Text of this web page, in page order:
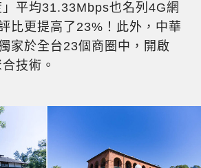
平均31.33Mbps也名列4G網
比更提高了23%！此外，中華
家於全台23個商圈中，開啟
技術。